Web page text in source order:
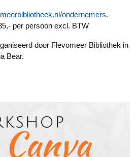
ondernemers.
per persoon excl. BTW
Bear.